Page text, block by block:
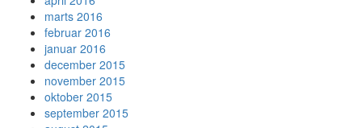
marts 2016
februar 2016
januar 2016
december 2015
november 2015
oktober 2015
september 2015